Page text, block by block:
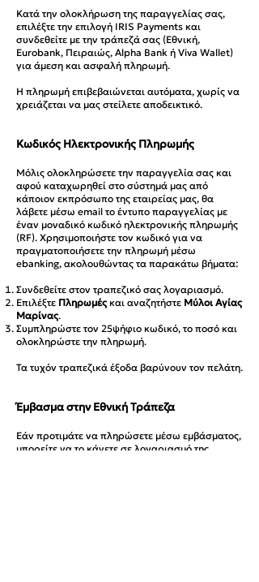
Κατά την ολοκλήρωση της παραγγελίας σας,
επιλέξτε την επιλογή IRIS Payments και
συνδεθείτε με την τράπεζά σας (Εθνική,
Eurobank, Πειραιώς, Alpha Bank ή Viva Wallet)
για άμεση και ασφαλή πληρωμή.
Η πληρωμή επιβεβαιώνεται αυτόματα, χωρίς να
χρειάζεται να μας στείλετε αποδεικτικό.
Κωδικός Ηλεκτρονικής Πληρωμής
Μόλις ολοκληρώσετε την παραγγελία σας και
αφού καταχωρηθεί στο σύστημά μας από
κάποιον εκπρόσωπο της εταιρείας μας, θα
λάβετε μέσω email το έντυπο παραγγελίας με
έναν μοναδικό κωδικό ηλεκτρονικής πληρωμής
(RF). Χρησιμοποιήστε τον κωδικό για να
πραγματοποιήσετε την πληρωμή μέσω
ebanking, ακολουθώντας τα παρακάτω βήματα:
Συνδεθείτε στον τραπεζικό σας λογαριασμό.
Επιλέξτε Πληρωμές και αναζητήστε Μύλοι Αγίας
Μαρίνας.
Συμπληρώστε τον 25ψήφιο κωδικό, το ποσό και
ολοκληρώστε την πληρωμή.
Τα τυχόν τραπεζικά έξοδα βαρύνουν τον πελάτη.
Έμβασμα στην Εθνική Τράπεζα
Εάν προτιμάτε να πληρώσετε μέσω εμβάσματος,
μπορείτε να το κάνετε σε λογαριασμό της